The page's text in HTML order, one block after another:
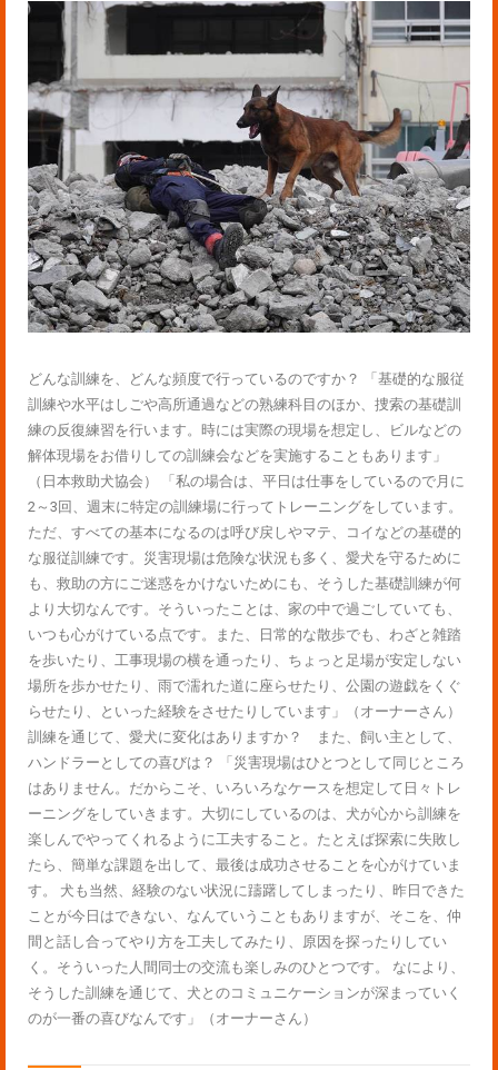
どんな訓練を、どんな頻度で行っているのですか？ 「基礎的な服従
訓練や水平はしごや高所通過などの熟練科目のほか、捜索の基礎訓
練の反復練習を行います。時には実際の現場を想定し、ビルなどの
解体現場をお借りしての訓練会などを実施することもあります」
（日本救助犬協会） 「私の場合は、平日は仕事をしているので月に
2～3回、週末に特定の訓練場に行ってトレーニングをしています。
ただ、すべての基本になるのは呼び戻しやマテ、コイなどの基礎的
な服従訓練です。災害現場は危険な状況も多く、愛犬を守るために
も、救助の方にご迷惑をかけないためにも、そうした基礎訓練が何
より大切なんです。そういったことは、家の中で過ごしていても、
いつも心がけている点です。また、日常的な散歩でも、わざと雑踏
を歩いたり、工事現場の横を通ったり、ちょっと足場が安定しない
場所を歩かせたり、雨で濡れた道に座らせたり、公園の遊戯をくぐ
らせたり、といった経験をさせたりしています」（オーナーさん）
訓練を通じて、愛犬に変化はありますか？ また、飼い主として、
ハンドラーとしての喜びは？ 「災害現場はひとつとして同じところ
はありません。だからこそ、いろいろなケースを想定して日々トレ
ーニングをしていきます。大切にしているのは、犬が心から訓練を
楽しんでやってくれるように工夫すること。たとえば探索に失敗し
たら、簡単な課題を出して、最後は成功させることを心がけていま
す。 犬も当然、経験のない状況に躊躇してしまったり、昨日できた
ことが今日はできない、なんていうこともありますが、そこを、仲
間と話し合ってやり方を工夫してみたり、原因を探ったりしてい
く。そういった人間同士の交流も楽しみのひとつです。 なにより、
そうした訓練を通じて、犬とのコミュニケーションが深まっていく
のが一番の喜びなんです」（オーナーさん）